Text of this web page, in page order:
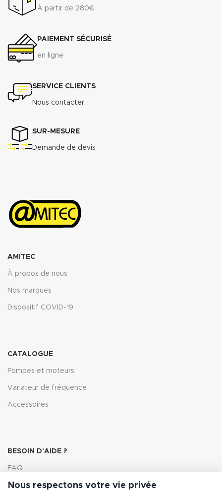
À partir de 280€
PAIEMENT SÉCURISÉ
en ligne
SERVICE CLIENTS
Nous contacter
SUR-MESURE
Demande de devis
AMITEC
À propos de nous
Nos marques
Dispositif COVID-19
CATALOGUE
Pompes et moteurs
Variateur de fréquence
Accessoires
BESOIN D'AIDE ?
FAQ
Lexique
Nous respectons votre vie privée